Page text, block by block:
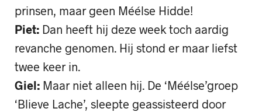
prinsen, maar geen Méélse Hidde!
Piet: Dan heeft hij deze week toch aardig
revanche genomen. Hij stond er maar liefst
twee keer in.
Giel: Maar niet alleen hij. De ‘Méélse’groep
‘Blieve Lache’, sleepte geassisteerd door